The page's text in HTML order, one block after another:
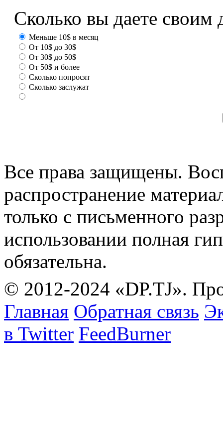
Сколько вы даете своим
Меньше 10$ в месяц
От 10$ до 30$
От 30$ до 50$
От 50$ и более
Сколько попросят
Сколько заслужат
Все права защищены.
распространение
только с письменного
использовании полная
обязательна.
© 2012-2024 «DP.TJ».
Главная Обратная связь
в Twitter FeedBurner